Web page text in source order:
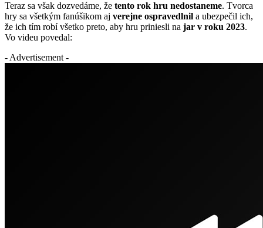
Teraz sa však dozvedáme, že tento rok hru nedostaneme. Tvorca
hry sa všetkým fanúšikom aj verejne ospravedlnil a ubezpečil ich,
že ich tím robí všetko preto, aby hru priniesli na jar v roku 2023.
Vo videu povedal:
- Advertisement -